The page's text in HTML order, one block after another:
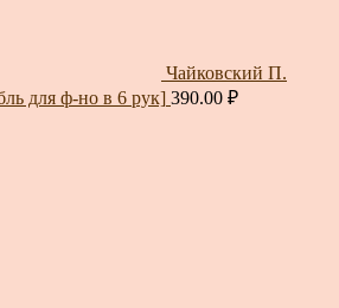
Чайковский П.
для ф-но в 6 рук] 390.00 ₽